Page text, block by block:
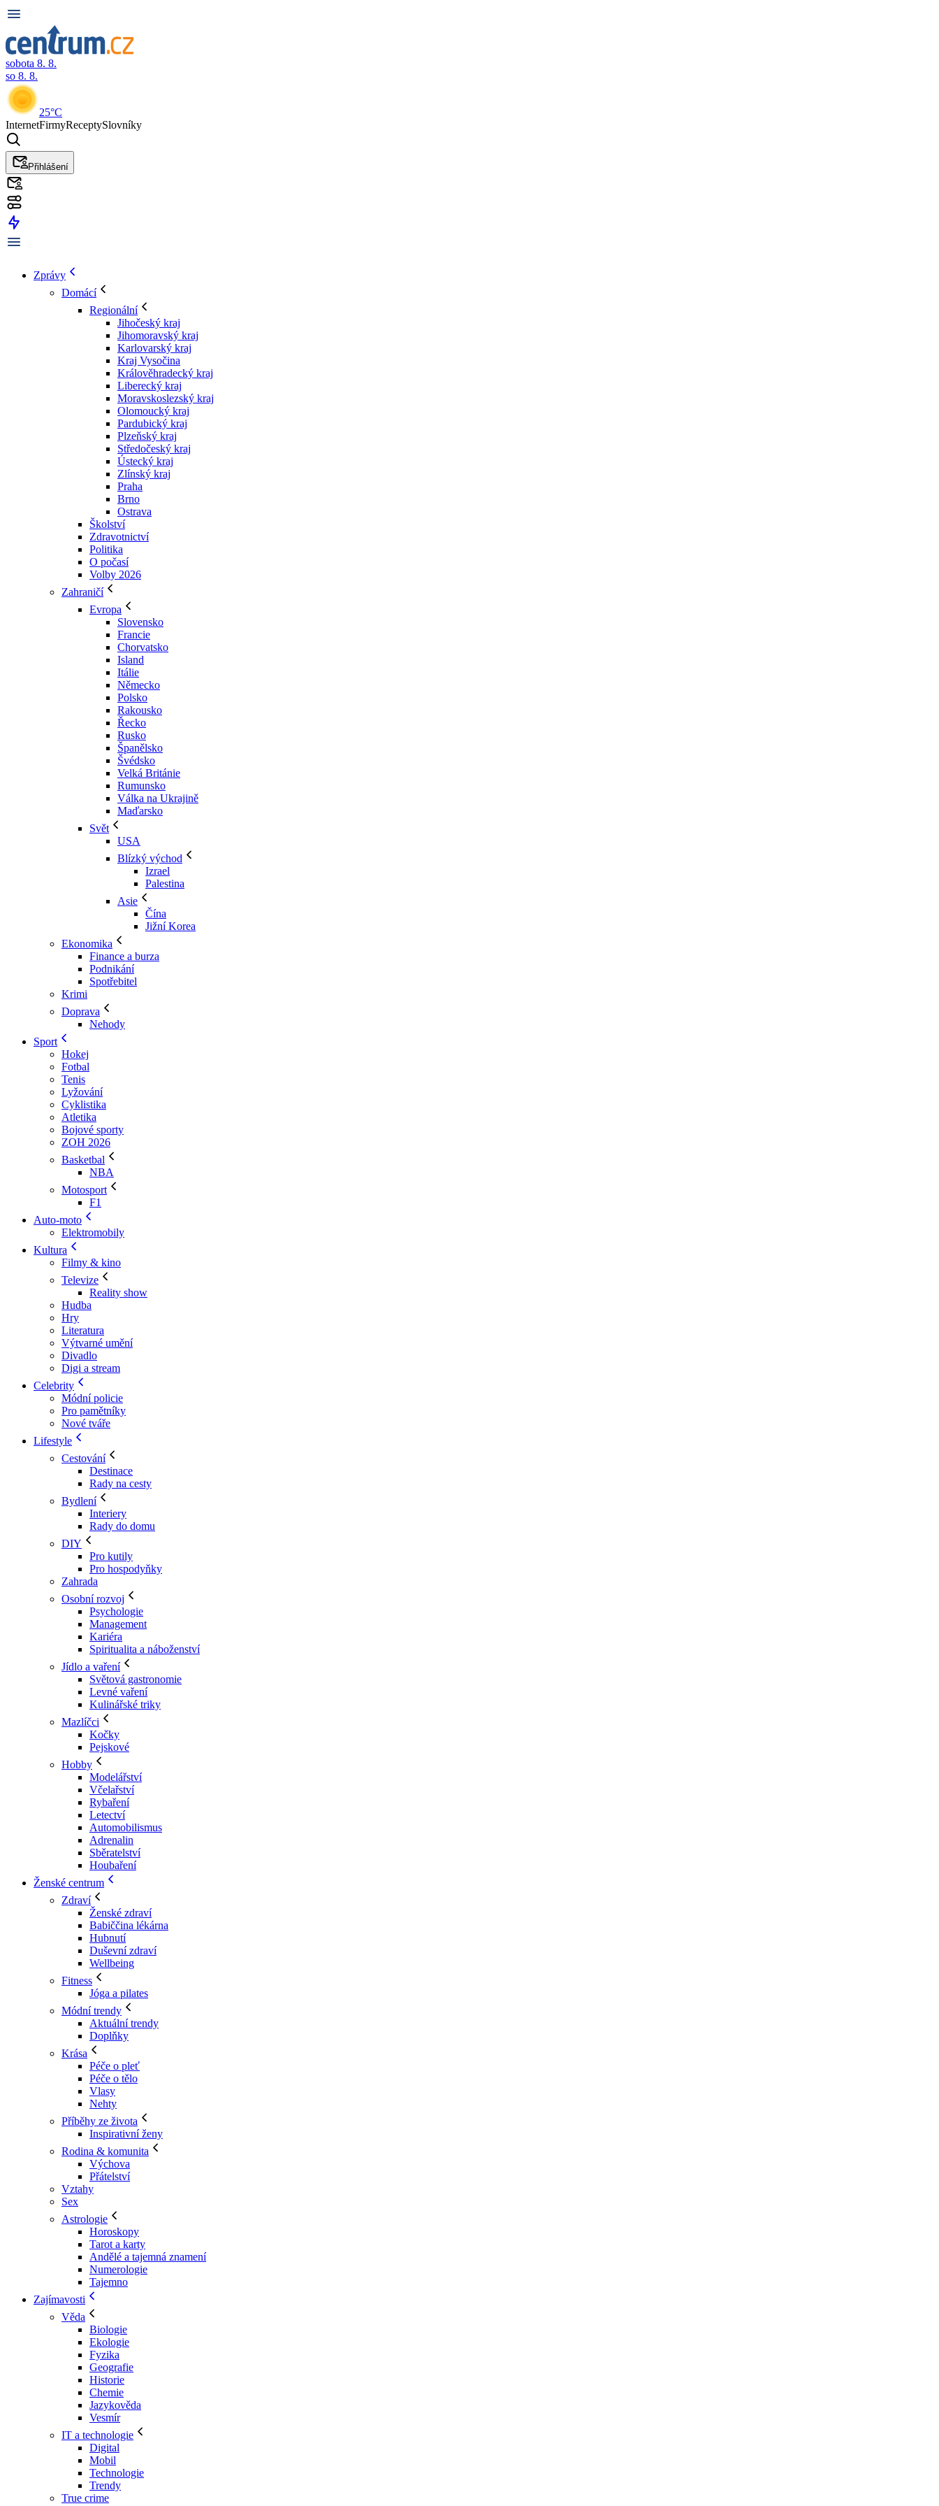
sobota 8. 8.
so 8. 8.
25°C
InternetFirmyReceptySlovníky
Přihlášení
Zprávy
Domácí
Regionální
Jihočeský kraj
Jihomoravský kraj
Karlovarský kraj
Kraj Vysočina
Králověhradecký kraj
Liberecký kraj
Moravskoslezský kraj
Olomoucký kraj
Pardubický kraj
Plzeňský kraj
Středočeský kraj
Ústecký kraj
Zlínský kraj
Praha
Brno
Ostrava
Školství
Zdravotnictví
Politika
O počasí
Volby 2026
Zahraničí
Evropa
Slovensko
Francie
Chorvatsko
Island
Itálie
Německo
Polsko
Rakousko
Řecko
Rusko
Španělsko
Švédsko
Velká Británie
Rumunsko
Válka na Ukrajině
Maďarsko
Svět
USA
Blízký východ
Izrael
Palestina
Asie
Čína
Jižní Korea
Ekonomika
Finance a burza
Podnikání
Spotřebitel
Krimi
Doprava
Nehody
Sport
Hokej
Fotbal
Tenis
Lyžování
Cyklistika
Atletika
Bojové sporty
ZOH 2026
Basketbal
NBA
Motosport
F1
Auto-moto
Elektromobily
Kultura
Filmy & kino
Televize
Reality show
Hudba
Hry
Literatura
Výtvarné umění
Divadlo
Digi a stream
Celebrity
Módní policie
Pro pamětníky
Nové tváře
Lifestyle
Cestování
Destinace
Rady na cesty
Bydlení
Interiery
Rady do domu
DIY
Pro kutily
Pro hospodyňky
Zahrada
Osobní rozvoj
Psychologie
Management
Kariéra
Spiritualita a náboženství
Jídlo a vaření
Světová gastronomie
Levné vaření
Kulinářské triky
Mazlíčci
Kočky
Pejskové
Hobby
Modelářství
Včelařství
Rybaření
Letectví
Automobilismus
Adrenalin
Sběratelství
Houbaření
Ženské centrum
Zdraví
Ženské zdraví
Babiččina lékárna
Hubnutí
Duševní zdraví
Wellbeing
Fitness
Jóga a pilates
Módní trendy
Aktuální trendy
Doplňky
Krása
Péče o pleť
Péče o tělo
Vlasy
Nehty
Příběhy ze života
Inspirativní ženy
Rodina & komunita
Výchova
Přátelství
Vztahy
Sex
Astrologie
Horoskopy
Tarot a karty
Andělé a tajemná znamení
Numerologie
Tajemno
Zajímavosti
Věda
Biologie
Ekologie
Fyzika
Geografie
Historie
Chemie
Jazykověda
Vesmír
IT a technologie
Digital
Mobil
Technologie
Trendy
True crime